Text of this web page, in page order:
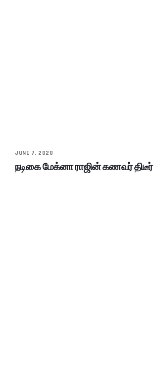
JUNE 7, 2020
நடிகை மேக்னா ராஜின் கணவர்